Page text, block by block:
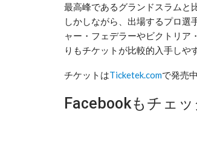
最高峰であるグランドスラムと
しかしながら、出場するプロ選
ャー・フェデラーやビクトリア
りもチケットが比較的入手しや
チケットはTicketek.comで発売中
Facebookもチェッ